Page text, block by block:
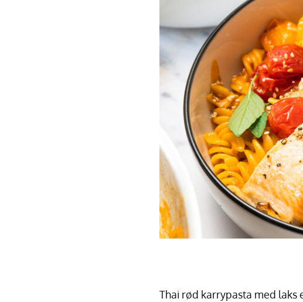
Thai rød karrypasta med laks